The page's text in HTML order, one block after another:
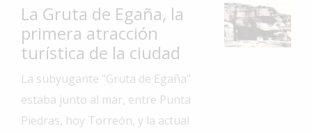
y
Espectáculos
Policiales
Cartelera
Fotos
de
La Gruta de Egaña, la
primera atracción
turística de la ciudad
La subyugante "Gruta de Egaña"
estaba junto al mar, entre Punta
Piedras, hoy Torreón, y la actual